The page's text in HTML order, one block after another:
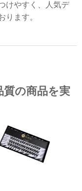
けやすく、人気デ
ります。
質の商品を実